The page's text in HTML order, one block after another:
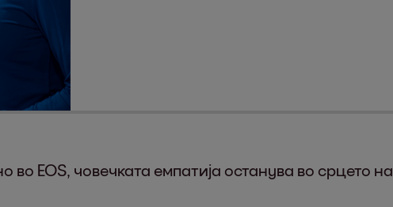
во EOS, човечката емпатија останува во срцето на